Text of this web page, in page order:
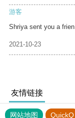
游客
Shriya sent you a frien
2021-10-23
友情链接
网站地图 QuickQ